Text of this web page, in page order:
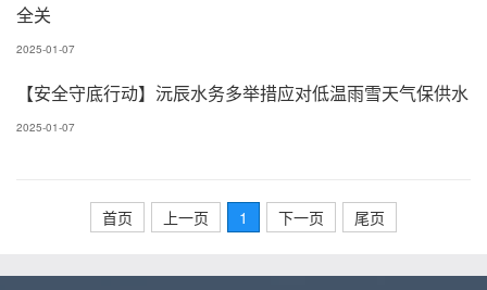
全关
2025-01-07
【安全守底行动】沅辰水务多举措应对低温雨雪天气保供水
2025-01-07
首页 上一页 1 下一页 尾页